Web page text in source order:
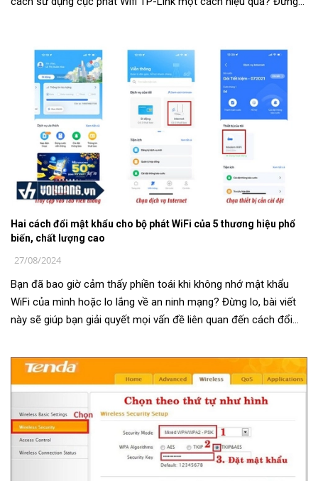
Hai cách đổi mật khẩu cho bộ phát WiFi của 5 thương hiệu phổ
biến, chất lượng cao
27/08/2024
Bạn đã bao giờ cảm thấy phiền toái khi không nhớ mật khẩu
WiFi của mình hoặc lo lắng về an ninh mạng? Đừng lo, bài viết
này sẽ giúp bạn giải quyết mọi vấn đề liên quan đến cách đổi